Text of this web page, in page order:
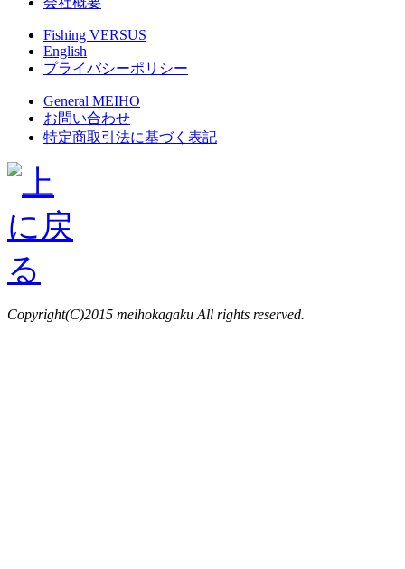
Fishing VERSUS
English
プライバシーポリシー
General MEIHO
お問い合わせ
特定商取引法に基づく表記
Copyright(C)2015 meihokagaku All rights reserved.